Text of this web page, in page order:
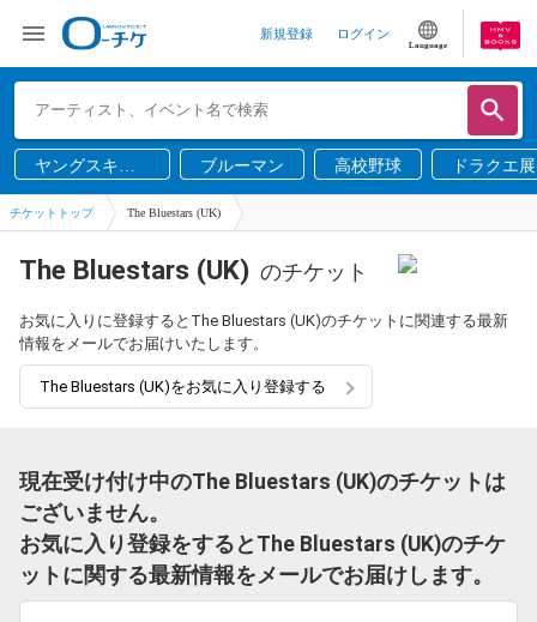
新規登録 ログイン
Language
ヤングスキニ
ー
ブルーマン 高校野球 ドラクエ展
チケットトップ The Bluestars (UK)
The Bluestars (UK) のチケット
お気に入りに登録するとThe Bluestars (UK)のチケットに関連する最新
情報をメールでお届けいたします。
The Bluestars (UK)をお気に入り登録する
現在受け付け中のThe Bluestars (UK)のチケットは
ございません。
お気に入り登録をするとThe Bluestars (UK)のチケ
ットに関する最新情報をメールでお届けします。